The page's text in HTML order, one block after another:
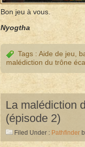
Bon jeu à vous.
Nyogtha
Tags : Aide de jeu
malédiction du trône
La malédiction
(épisode 2)
Filed Under : Pathfinder